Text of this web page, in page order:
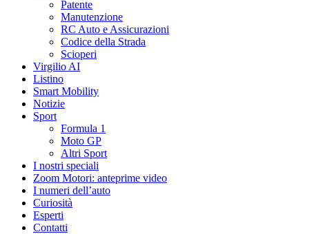
Patente
Manutenzione
RC Auto e Assicurazioni
Codice della Strada
Scioperi
Virgilio AI
Listino
Smart Mobility
Notizie
Sport
Formula 1
Moto GP
Altri Sport
I nostri speciali
Zoom Motori: anteprime video
I numeri dell’auto
Curiosità
Esperti
Contatti